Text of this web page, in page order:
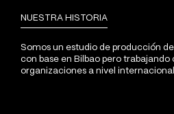
NUESTRA HISTORIA
Somos un estudio de producción
con base en Bilbao pero trabajando
organizaciones a nivel